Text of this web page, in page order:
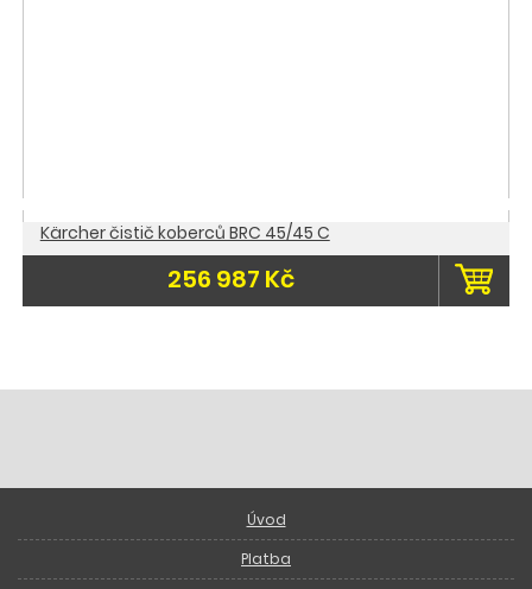
Kärcher čistič koberců BRC 45/45 C
256 987 Kč
Úvod
Platba